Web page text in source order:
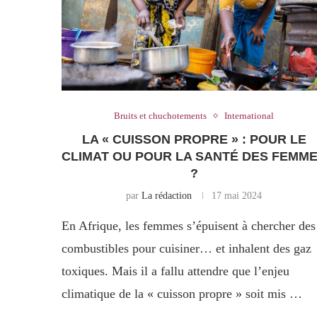
Bruits et chuchotements International
LA « CUISSON PROPRE » : POUR LE
CLIMAT OU POUR LA SANTÉ DES
?
parLa rédaction 17 mai 2024
En Afrique, les femmes s’épuisent à chercher des
combustibles pour cuisiner… et inhalent des gaz
toxiques. Mais il a fallu attendre que l’enjeu
climatique de la « cuisson propre » soit mis …